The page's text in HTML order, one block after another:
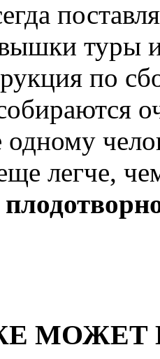
туры
по
одному
легче,
МОЖЕТ